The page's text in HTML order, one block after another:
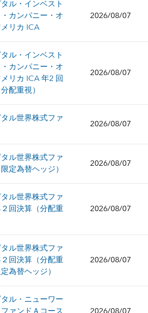
ル・インベスト
カンパニー・オ
リカ ICA
2026/08/07
ル・インベスト
カンパニー・オ
リカ ICA 年2 回
配重視）
2026/08/07
ル世界株式ファ
2026/08/07
ル世界株式ファ
定為替ヘッジ）
2026/08/07
ル世界株式ファ
２回決算（分配重
2026/08/07
ル世界株式ファ
２回決算（分配重
為替ヘッジ）
2026/08/07
ル・ニューワー